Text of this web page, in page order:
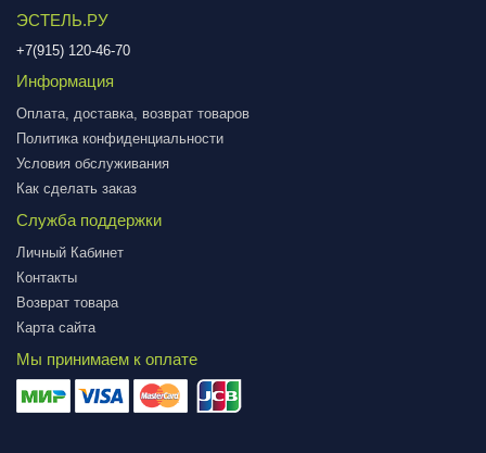
ЭСТЕЛЬ.РУ
+7(915) 120-46-70
Информация
Оплата, доставка, возврат товаров
Политика конфиденциальности
Условия обслуживания
Как сделать заказ
Служба поддержки
Личный Кабинет
Контакты
Возврат товара
Карта сайта
Мы принимаем к оплате